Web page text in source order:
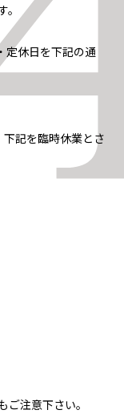
定休日を下記の通
記を臨時休業とさ
注意下さい。